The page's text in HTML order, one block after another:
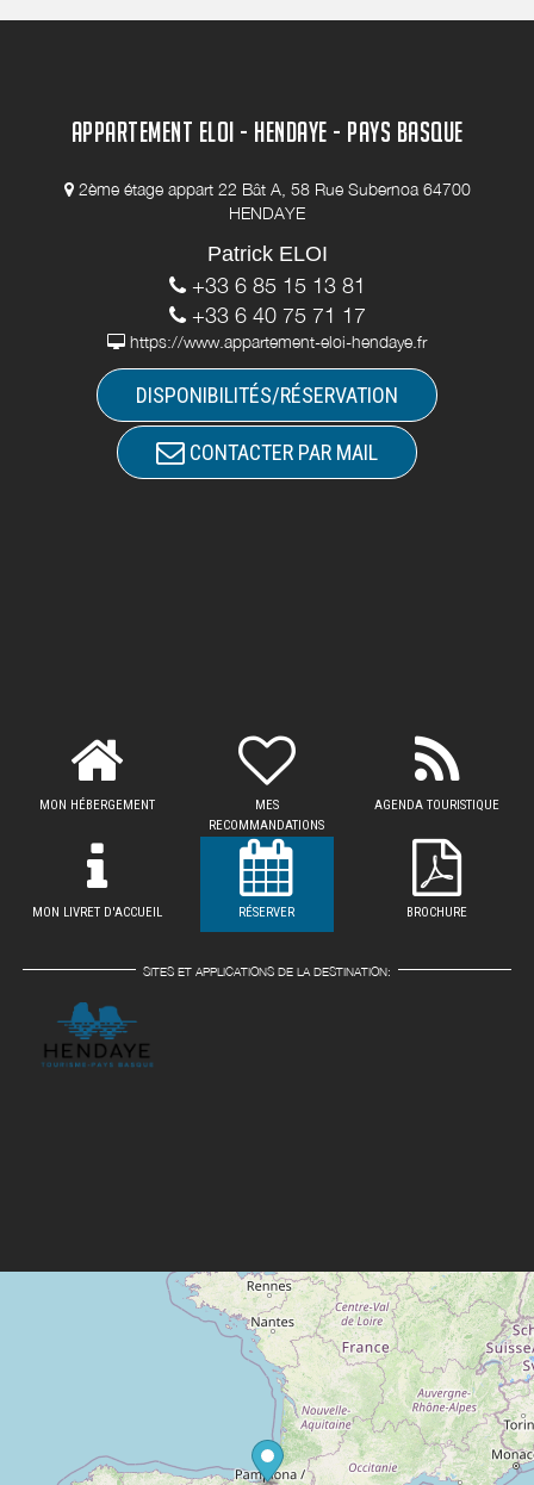
APPARTEMENT ELOI - HENDAYE - PAYS BASQUE
2ème étage appart 22 Bât A, 58 Rue Subernoa 64700
HENDAYE
Patrick ELOI
+33 6 85 15 13 81
+33 6 40 75 71 17
https://www.appartement-eloi-hendaye.fr
DISPONIBILITÉS/RÉSERVATION
CONTACTER PAR MAIL
MON HÉBERGEMENT
MES
RECOMMANDATIONS
AGENDA TOURISTIQUE
MON LIVRET D'ACCUEIL RÉSERVER BROCHURE
SITES ET APPLICATIONS DE LA DESTINATION: